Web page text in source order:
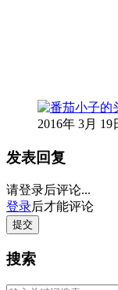
2016年 3月 19
发表回复
请登录后评论...
登录后才能评论
提交
搜索